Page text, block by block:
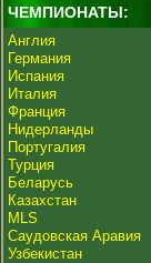
ЧЕМПИОНАТЫ:
Англия
Германия
Испания
Италия
Франция
Нидерланды
Португалия
Турция
Беларусь
Казахстан
MLS
Саудовская Аравия
Узбекистан